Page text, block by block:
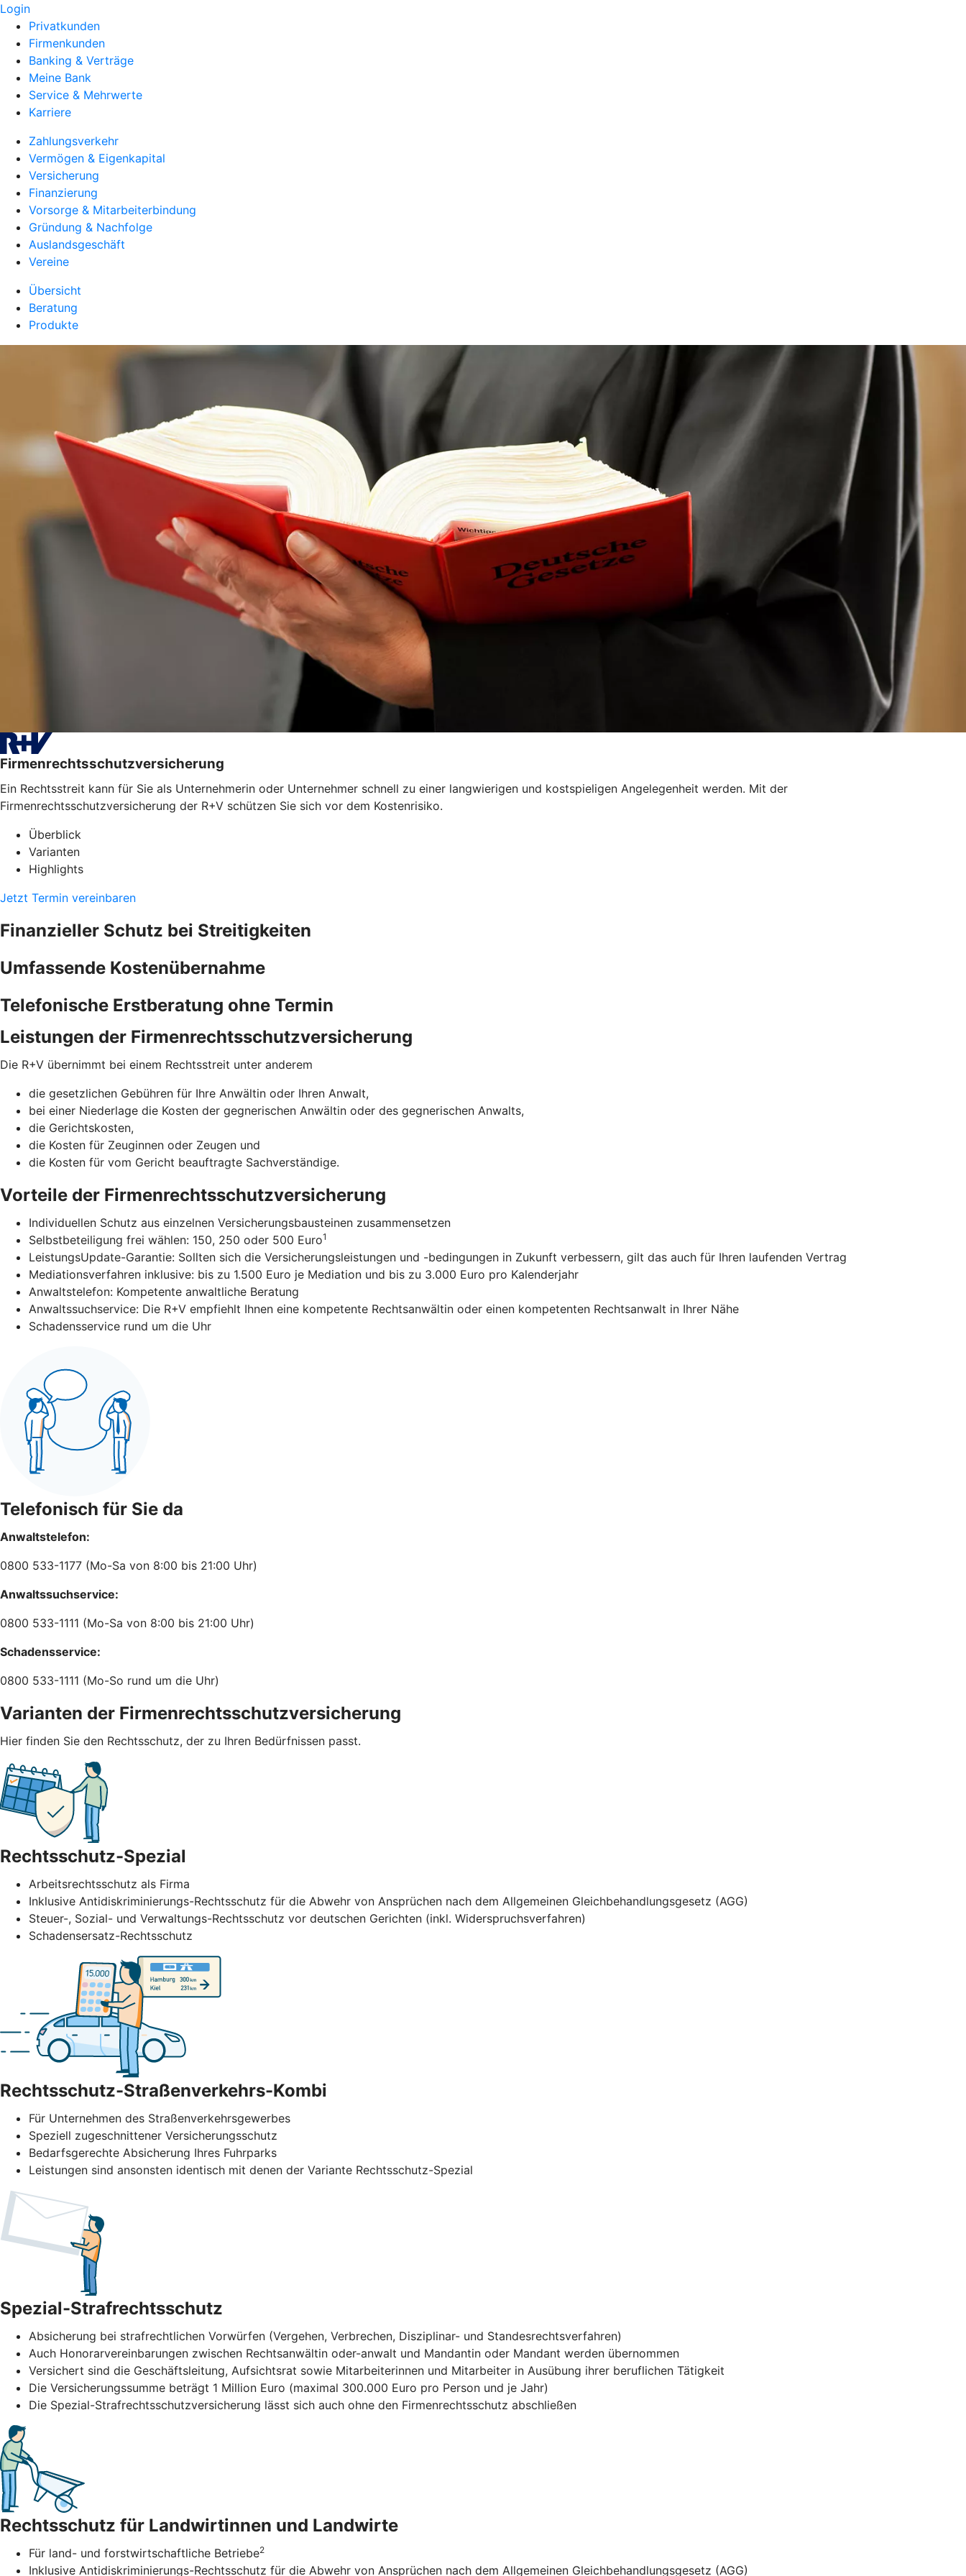
Login
Privatkunden
Firmenkunden
Banking & Verträge
Meine Bank
Service & Mehrwerte
Karriere
Zahlungsverkehr
Vermögen & Eigenkapital
Versicherung
Finanzierung
Vorsorge & Mitarbeiterbindung
Gründung & Nachfolge
Auslandsgeschäft
Vereine
Übersicht
Beratung
Produkte
Firmenrechtsschutzversicherung
Ein Rechtsstreit kann für Sie als Unternehmerin oder Unternehmer schnell zu einer langwierigen und kostspieligen Angelegenheit werden. Mit der
Firmenrechtsschutzversicherung der R+V schützen Sie sich vor dem Kostenrisiko.
Überblick
Varianten
Highlights
Jetzt Termin vereinbaren
Finanzieller Schutz bei Streitigkeiten
Umfassende Kostenübernahme
Telefonische Erstberatung ohne Termin
Leistungen der Firmenrechtsschutzversicherung
Die R+V übernimmt bei einem Rechtsstreit unter anderem
die gesetzlichen Gebühren für Ihre Anwältin oder Ihren Anwalt,
bei einer Niederlage die Kosten der gegnerischen Anwältin oder des gegnerischen Anwalts,
die Gerichtskosten,
die Kosten für Zeuginnen oder Zeugen und
die Kosten für vom Gericht beauftragte Sachverständige.
Vorteile der Firmenrechtsschutzversicherung
Individuellen Schutz aus einzelnen Versicherungsbausteinen zusammensetzen
Selbstbeteiligung frei wählen: 150, 250 oder 500 Euro1
LeistungsUpdate-Garantie: Sollten sich die Versicherungsleistungen und -bedingungen in Zukunft verbessern, gilt das auch für Ihren laufenden Vertrag
Mediationsverfahren inklusive: bis zu 1.500 Euro je Mediation und bis zu 3.000 Euro pro Kalenderjahr
Anwaltstelefon: Kompetente anwaltliche Beratung
Anwaltssuchservice: Die R+V empfiehlt Ihnen eine kompetente Rechtsanwältin oder einen kompetenten Rechtsanwalt in Ihrer Nähe
Schadensservice rund um die Uhr
Telefonisch für Sie da
Anwaltstelefon:
0800 533-1177 (Mo-Sa von 8:00 bis 21:00 Uhr)
Anwaltssuchservice:
0800 533-1111 (Mo-Sa von 8:00 bis 21:00 Uhr)
Schadensservice:
0800 533-1111 (Mo-So rund um die Uhr)
Varianten der Firmenrechtsschutzversicherung
Hier finden Sie den Rechtsschutz, der zu Ihren Bedürfnissen passt.
Rechtsschutz-Spezial
Arbeitsrechtsschutz als Firma
Inklusive Antidiskriminierungs-Rechtsschutz für die Abwehr von Ansprüchen nach dem Allgemeinen Gleichbehandlungsgesetz (AGG)
Steuer-, Sozial- und Verwaltungs-Rechtsschutz vor deutschen Gerichten (inkl. Widerspruchsverfahren)
Schadensersatz-Rechtsschutz
Rechtsschutz-Straßenverkehrs-Kombi
Für Unternehmen des Straßenverkehrs­gewerbes
Speziell zugeschnittener Versicherungsschutz
Bedarfsgerechte Absicherung Ihres Fuhrparks
Leistungen sind ansonsten identisch mit denen der Variante Rechtsschutz-Spezial
Spezial-Strafrechtsschutz
Absicherung bei strafrechtlichen Vorwürfen (Vergehen, Verbrechen, Disziplinar- und Standesrechtsverfahren)
Auch Honorarvereinbarungen zwischen Rechtsanwältin oder-anwalt und Mandantin oder Mandant werden übernommen
Versichert sind die Geschäftsleitung, Aufsichtsrat sowie Mitarbeiterinnen und Mitarbeiter in Ausübung ihrer beruflichen Tätigkeit
Die Versicherungssumme beträgt 1 Million Euro (maximal 300.000 Euro pro Person und je Jahr)
Die Spezial-Strafrechtsschutzversicherung lässt sich auch ohne den Firmenrechtsschutz abschließen
Rechtsschutz für Landwirtinnen und Landwirte
Für land- und forstwirtschaftliche Betriebe2
Inklusive Antidiskriminierungs-Rechtsschutz für die Abwehr von Ansprüchen nach dem Allgemeinen Gleichbehandlungsgesetz (AGG)